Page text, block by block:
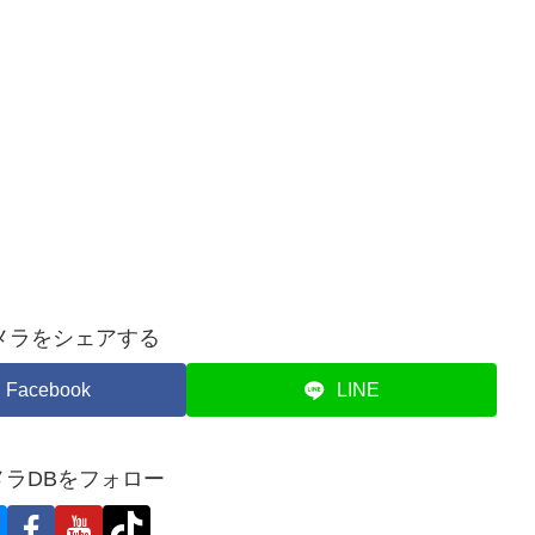
ラをシェアする
Facebook LINE
ラDBをフォロー